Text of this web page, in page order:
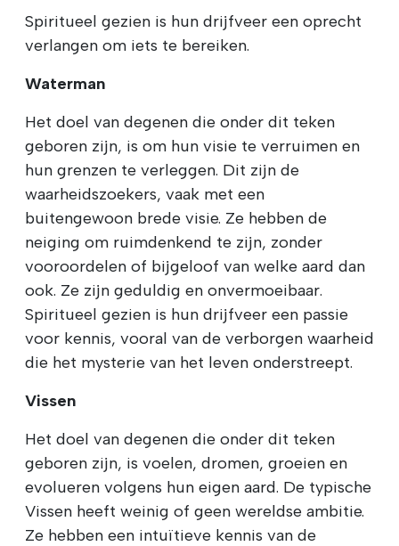
Spiritueel gezien is hun drijfveer een oprecht
verlangen om iets te bereiken.
Waterman
Het doel van degenen die onder dit teken
geboren zijn, is om hun visie te verruimen en
hun grenzen te verleggen. Dit zijn de
waarheidszoekers, vaak met een
buitengewoon brede visie. Ze hebben de
neiging om ruimdenkend te zijn, zonder
vooroordelen of bijgeloof van welke aard dan
ook. Ze zijn geduldig en onvermoeibaar.
Spiritueel gezien is hun drijfveer een passie
voor kennis, vooral van de verborgen waarheid
die het mysterie van het leven onderstreept.
Vissen
Het doel van degenen die onder dit teken
geboren zijn, is voelen, dromen, groeien en
evolueren volgens hun eigen aard. De typische
Vissen heeft weinig of geen wereldse ambitie.
Ze hebben een intuïtieve kennis van de